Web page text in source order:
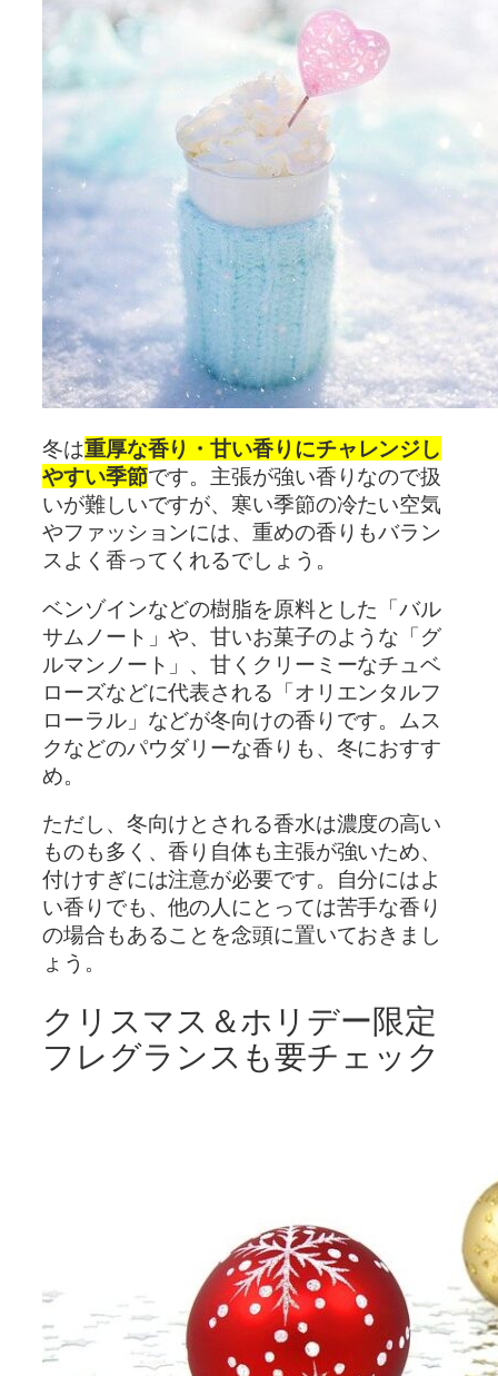
冬は重厚な香り・甘い香りにチャレンジし
やすい季節です。主張が強い香りなので扱
いが難しいですが、寒い季節の冷たい空気
やファッションには、重めの香りもバラン
スよく香ってくれるでしょう。
ベンゾインなどの樹脂を原料とした「バル
サムノート」や、甘いお菓子のような「グ
ルマンノート」、甘くクリーミーなチュベ
ローズなどに代表される「オリエンタルフ
ローラル」などが冬向けの香りです。ムス
クなどのパウダリーな香りも、冬におすす
め。
ただし、冬向けとされる香水は濃度の高い
ものも多く、香り自体も主張が強いため、
付けすぎには注意が必要です。自分にはよ
い香りでも、他の人にとっては苦手な香り
の場合もあることを念頭に置いておきまし
ょう。
クリスマス＆ホリデー限定
フレグランスも要チェック